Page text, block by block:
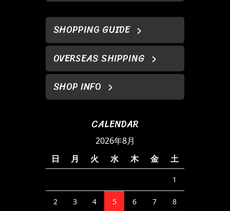
SHOPPING GUIDE
OVERSEAS SHIPPING
SHOP INFO
CALENDAR
2026年8月
日
月 火 水 木 金 土
1
2 3 4 5 6 7 8